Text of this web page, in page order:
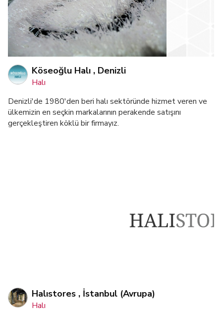
Köseoğlu Halı , Denizli
Halı
Denizli'de 1980'den beri halı sektöründe hizmet veren ve
ülkemizin en seçkin markalarının perakende satışını
gerçekleştiren köklü bir firmayız.
Halıstores , İstanbul (Avrupa)
Halı